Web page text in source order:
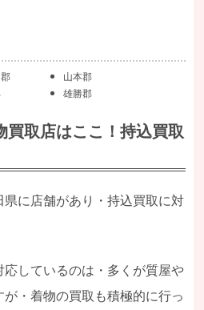
山本郡
雄勝郡
買取店はここ！持込買取
に店舗があり・持込買取に対
しているのは・多くが質屋や
・着物の買取も積極的に行っ